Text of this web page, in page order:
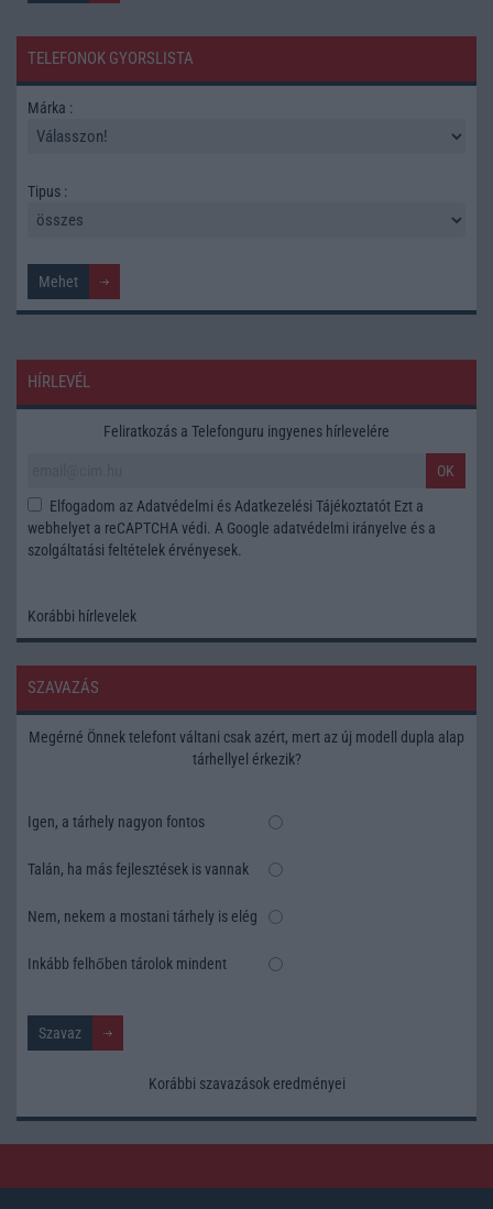
TELEFONOK GYORSLISTA
Márka :
Tipus :
HÍRLEVÉL
Feliratkozás a Telefonguru ingyenes hírlevelére
OK
Elfogadom az Adatvédelmi és Adatkezelési Tájékoztatót Ezt a
webhelyet a reCAPTCHA védi. A Google adatvédelmi irányelve és a
szolgáltatási feltételek érvényesek.
Korábbi hírlevelek
SZAVAZÁS
Megérné Önnek telefont váltani csak azért, mert az új modell dupla alap
tárhellyel érkezik?
Igen, a tárhely nagyon fontos
Talán, ha más fejlesztések is vannak
Nem, nekem a mostani tárhely is elég
Inkább felhőben tárolok mindent
Korábbi szavazások eredményei